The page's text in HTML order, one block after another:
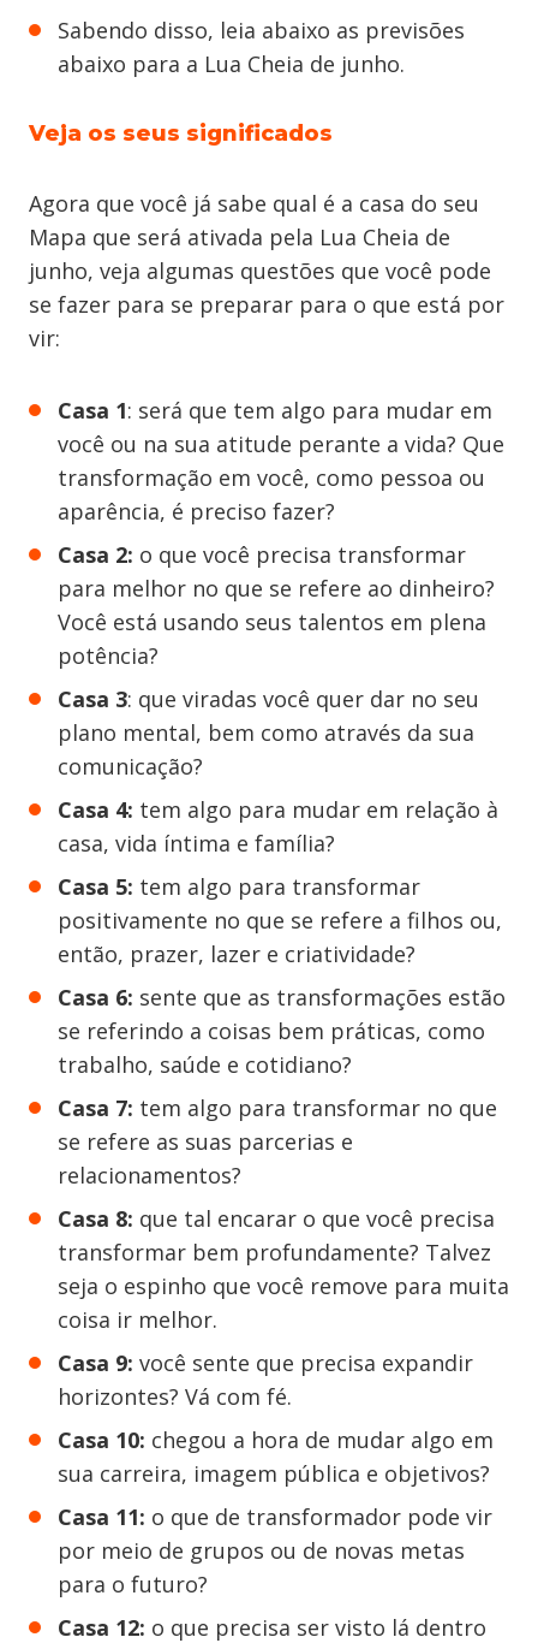
Sabendo disso, leia abaixo as previsões
abaixo para a Lua Cheia de junho.
Veja os seus significados
Agora que você já sabe qual é a casa do seu
Mapa que será ativada pela Lua Cheia de
junho, veja algumas questões que você pode
se fazer para se preparar para o que está por
vir:
Casa 1: será que tem algo para mudar em
você ou na sua atitude perante a vida? Que
transformação em você, como pessoa ou
aparência, é preciso fazer?
Casa 2: o que você precisa transformar
para melhor no que se refere ao dinheiro?
Você está usando seus talentos em plena
potência?
Casa 3: que viradas você quer dar no seu
plano mental, bem como através da sua
comunicação?
Casa 4: tem algo para mudar em relação à
casa, vida íntima e família?
Casa 5: tem algo para transformar
positivamente no que se refere a filhos ou,
então, prazer, lazer e criatividade?
Casa 6: sente que as transformações estão
se referindo a coisas bem práticas, como
trabalho, saúde e cotidiano?
Casa 7: tem algo para transformar no que
se refere as suas parcerias e
relacionamentos?
Casa 8: que tal encarar o que você precisa
transformar bem profundamente? Talvez
seja o espinho que você remove para muita
coisa ir melhor.
Casa 9: você sente que precisa expandir
horizontes? Vá com fé.
Casa 10: chegou a hora de mudar algo em
sua carreira, imagem pública e objetivos?
Casa 11: o que de transformador pode vir
por meio de grupos ou de novas metas
para o futuro?
Casa 12: o que precisa ser visto lá dentro